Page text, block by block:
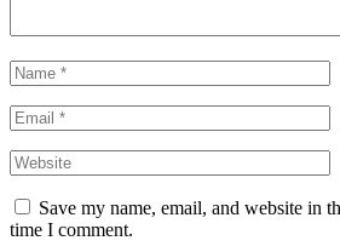
Save my name, email, and website in
time I comment.